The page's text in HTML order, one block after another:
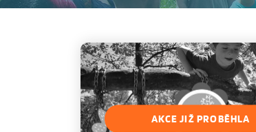
AKCE JIŽ PROBĚHLA